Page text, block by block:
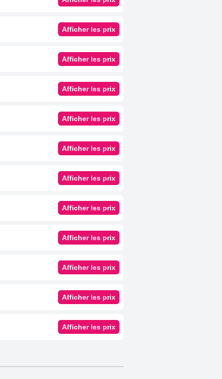
Afficher les prix
Afficher les prix
Afficher les prix
Afficher les prix
Afficher les prix
Afficher les prix
Afficher les prix
Afficher les prix
Afficher les prix
Afficher les prix
Afficher les prix